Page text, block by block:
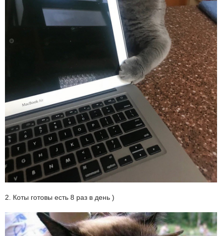
2. Коты готовы есть 8 раз в день )